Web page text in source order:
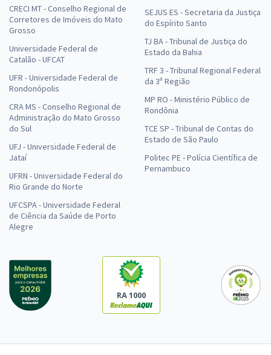
CRECI MT - Conselho Regional de
Corretores de Imóveis do Mato
Grosso
Universidade Federal de
Catalão - UFCAT
UFR - Universidade Federal de
Rondonópolis
CRA MS - Conselho Regional de
Administração do Mato Grosso
do Sul
UFJ - Universidade Federal de
Jataí
UFRN - Universidade Federal do
Rio Grande do Norte
UFCSPA - Universidade Federal
de Ciência da Saúde de Porto
Alegre
SEJUS ES - Secretaria da Justiça
do Espírito Santo
TJ BA - Tribunal de Justiça do
Estado da Bahia
TRF 3 - Tribunal Regional Federal
da 3ª Região
MP RO - Ministério Público de
Rondônia
TCE SP - Tribunal de Contas do
Estado de São Paulo
Politec PE - Polícia Científica de
Pernambuco
RA 1000